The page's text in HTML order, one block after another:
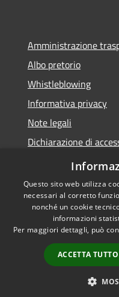
Amministrazione
Albo pretorio
Whistleblowing
Informativa privacy
Note legali
Dichiarazione di
Obiettivi di
Accessibilità
Questo sito web utilizza
necessari al corretto
nonché un cookie
informazioni
Per maggiori dettagli, può
ACCETTA TUTTO